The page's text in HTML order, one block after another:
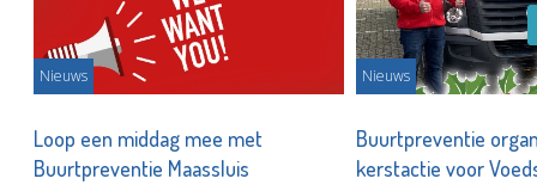
Nieuws
Loop een middag mee met
Buurtpreventie Maassluis
Nieuws
Buurtpreventie
kerstactie voor